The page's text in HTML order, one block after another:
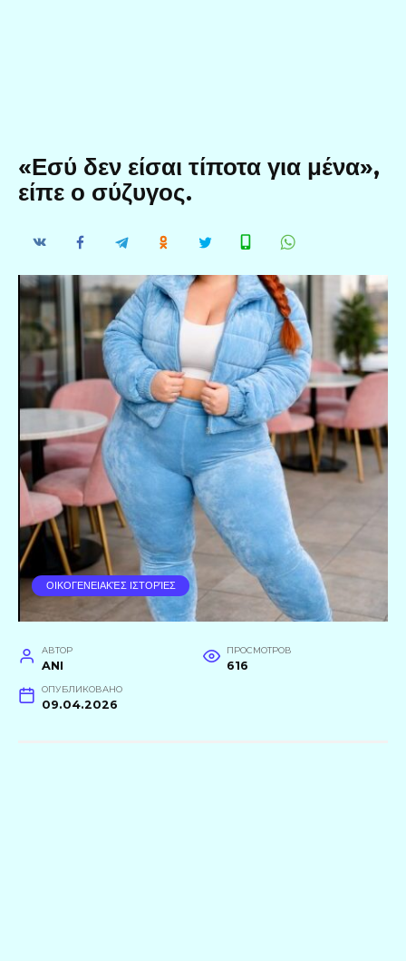
«Εσύ δεν είσαι τίποτα για μένα»,
είπε ο σύζυγος.
ΟΙΚΟΓΕΝΕΙΑΚΈΣ ΙΣΤΟΡΊΕΣ
АВТОР
ANI
ПРОСМОТРОВ
616
ОПУБЛИКОВАНО
09.04.2026